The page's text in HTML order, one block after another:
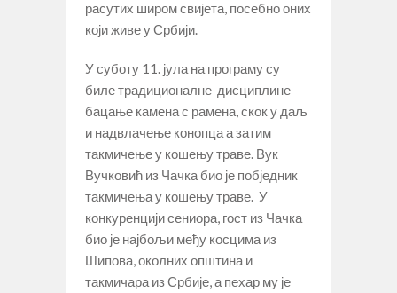
расутих широм свијета, посебно оних
који живе у Србији.
У суботу 11. јула на програму су
биле традиционалне дисциплине
бацање камена с рамена, скок у даљ
и надвлачење конопца а затим
такмичење у кошењу траве. Вук
Вучковић из Чачка био је побједник
такмичења у кошењу траве. У
конкуренцији сениора, гост из Чачка
био је најбољи међу косцима из
Шипова, околних општина и
такмичара из Србије, а пехар му је